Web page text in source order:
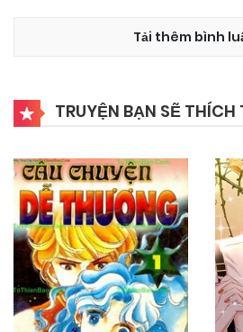
Tải thêm bình
TRUYỆN BẠN SẼ